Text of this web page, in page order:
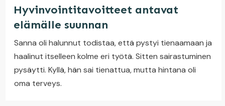
Hyvinvointitavoitteet antavat
elämälle suunnan
Sanna oli halunnut todistaa, että pystyi tienaamaan ja
haalinut itselleen kolme eri työtä. Sitten sairastuminen
pysäytti. Kyllä, hän sai tienattua, mutta hintana oli
oma terveys.